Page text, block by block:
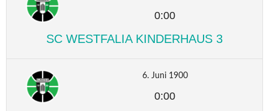
0:00
SC WESTFALIA KINDERHAUS 3
6. Juni 1900
0:00